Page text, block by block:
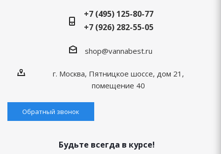
+7 (495) 125-80-77
+7 (926) 282-55-05
shop@vannabest.ru
г. Москва, Пятницкое шоссе, дом 21,
помещение 40
Обратный звонок
Будьте всегда в курсе!